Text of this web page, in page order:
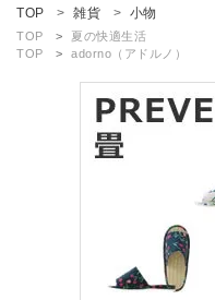
ようこそ ゲスト 様
カテゴリーから探す
TOP 雑貨 小物
TOP
夏の快適生活
TOP
adorno（アドルノ）